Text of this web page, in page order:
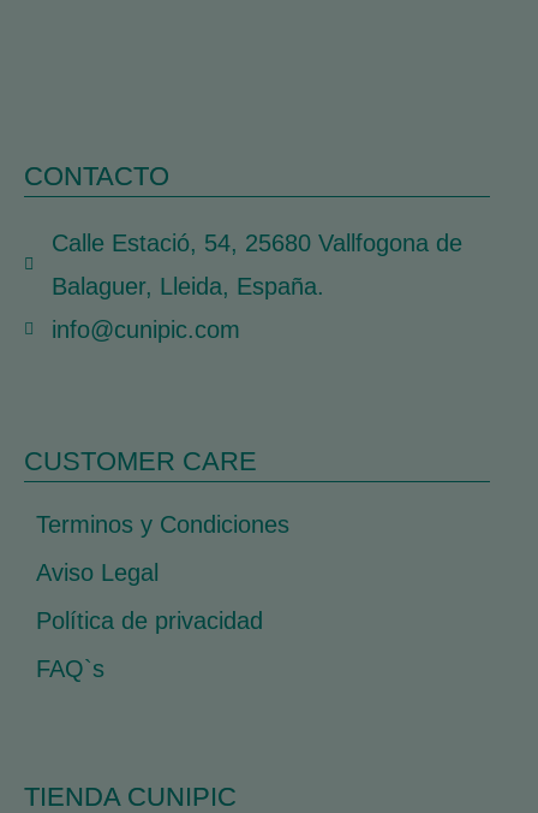
CONTACTO
Calle Estació, 54, 25680 Vallfogona de
Balaguer, Lleida, España.
info@cunipic.com
CUSTOMER CARE
Terminos y Condiciones
Aviso Legal
Política de privacidad
FAQ`s
TIENDA CUNIPIC